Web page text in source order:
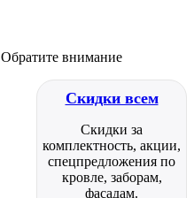
Обратите внимание
Скидки всем
Скидки за
комплектность, акции,
спецпредложения по
кровле, заборам,
фасадам.